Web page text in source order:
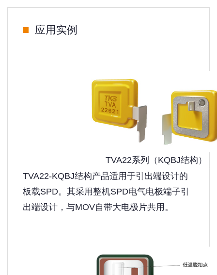
应用实例
TVA22系列（KQBJ结构）
TVA22-KQBJ结构产品适用于引出端设计的
板载SPD。其采用整机SPD电气电极端子引
出端设计，与MOV自带大电极片共用。